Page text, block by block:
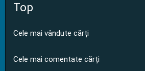
Top
Cele mai vândute cărți
Cele mai comentate cărți